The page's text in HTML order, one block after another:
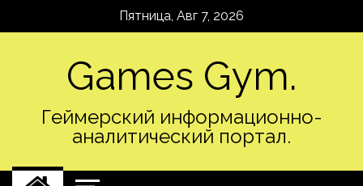
Пятница, Авг 7, 2026
Games Gym.
Геймерский информационно-
аналитический портал.